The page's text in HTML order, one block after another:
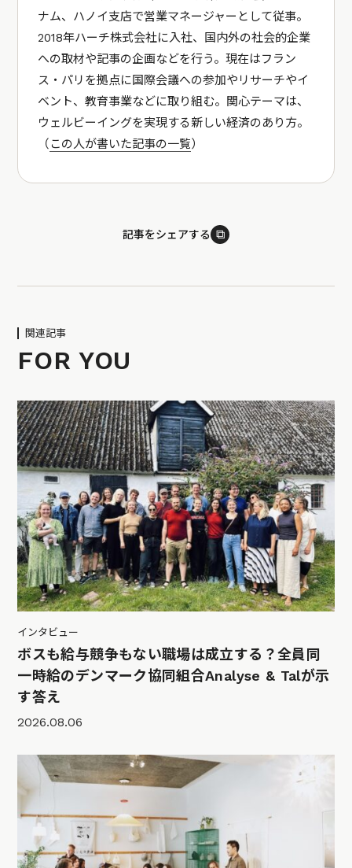
ナム、ハノイ支店で営業マネージャーとして従事。
2018年ハーチ株式会社に入社、国内外の社会的企業
への取材や記事の企画などを行う。現在はフラン
ス・パリを拠点に国際会議への参加やリサーチやイ
ベント、教育事業などに取り組む。関心テーマは、
ウェルビーイングを実現する新しい経済のあり方。
（この人が書いた記事の一覧）
記事をシェアする ⧉
関連記事
FOR YOU
インタビュー
ボスも給与競争もない職場は成立する？全員同
一時給のデンマーク協同組合Analyse & Talが示
す答え
2026.08.06